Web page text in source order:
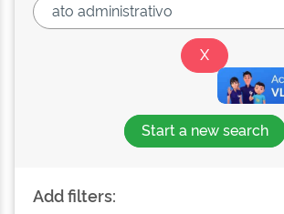
Start a new search
Add filters: